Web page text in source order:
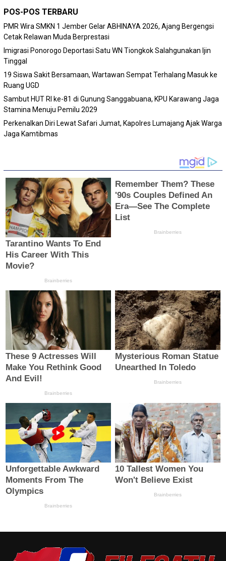
POS-POS TERBARU
PMR Wira SMKN 1 Jember Gelar ABHINAYA 2026, Ajang Bergengsi
Cetak Relawan Muda Berprestasi
Imigrasi Ponorogo Deportasi Satu WN Tiongkok Salahgunakan Ijin
Tinggal
19 Siswa Sakit Bersamaan, Wartawan Sempat Terhalang Masuk ke
Ruang UGD
Sambut HUT RI ke-81 di Gunung Sanggabuana, KPU Karawang Jaga
Stamina Menuju Pemilu 2029
Perkenalkan Diri Lewat Safari Jumat, Kapolres Lumajang Ajak Warga
Jaga Kamtibmas